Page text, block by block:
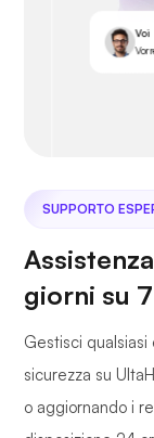
Voi
SUPPORTO
giorni su
Gestisci
sicurezza su
o aggiornando i